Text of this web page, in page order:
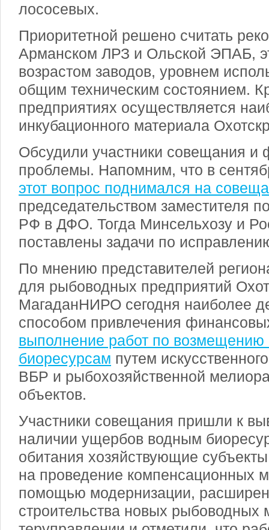
лососевых.
Приоритетной решено считать
Арманском ЛРЗ и Ольской ЭПАБ,
возрастом заводов, уровнем
общим техническим состоянием.
предприятиях осуществляется
инкубационного материала
Обсудили участники совещания и
проблемы. Напомним, что в
этот вопрос поднимался на
председательством заместителя
РФ в ДФО. Тогда Минсельхозу и
поставлены задачи по
По мнению представителей
для рыбоводных предприятий
МагаданНИРО сегодня наиболее
способом привлечения
выполнение работ по
биоресурсам путем
ВБР и рыбохозяйственной
объектов.
Участники совещания пришли к
наличии ущербов водным
обитания хозяйствующие
на проведение компенсационных
помощью модернизации,
строительства новых рыбоводных